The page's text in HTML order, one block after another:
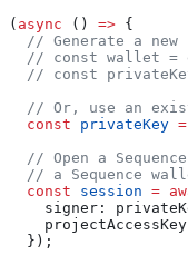
( async () => {
// Generate a new
// const wallet =
// const
// Or, use an
  const
privateKey =
// Open a
// a Sequence
  const
session =
    signer:
  });